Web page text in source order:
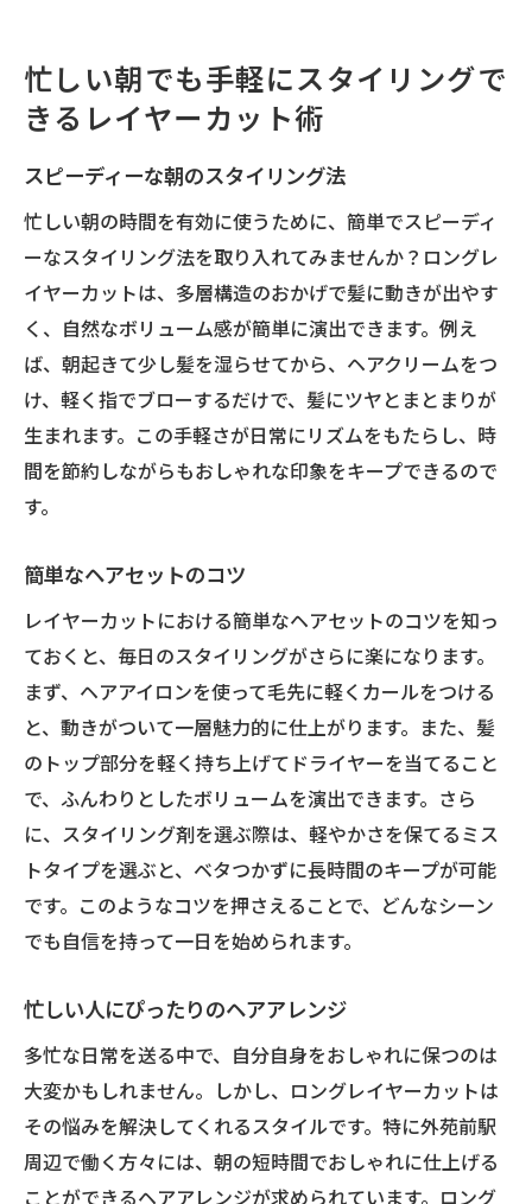
忙しい朝でも手軽にスタイリングで
きるレイヤーカット術
スピーディーな朝のスタイリング法
忙しい朝の時間を有効に使うために、簡単でスピーディ
ーなスタイリング法を取り入れてみませんか？ロングレ
イヤーカットは、多層構造のおかげで髪に動きが出やす
く、自然なボリューム感が簡単に演出できます。例え
ば、朝起きて少し髪を湿らせてから、ヘアクリームをつ
け、軽く指でブローするだけで、髪にツヤとまとまりが
生まれます。この手軽さが日常にリズムをもたらし、時
間を節約しながらもおしゃれな印象をキープできるので
す。
簡単なヘアセットのコツ
レイヤーカットにおける簡単なヘアセットのコツを知っ
ておくと、毎日のスタイリングがさらに楽になります。
まず、ヘアアイロンを使って毛先に軽くカールをつける
と、動きがついて一層魅力的に仕上がります。また、髪
のトップ部分を軽く持ち上げてドライヤーを当てること
で、ふんわりとしたボリュームを演出できます。さら
に、スタイリング剤を選ぶ際は、軽やかさを保てるミス
トタイプを選ぶと、ベタつかずに長時間のキープが可能
です。このようなコツを押さえることで、どんなシーン
でも自信を持って一日を始められます。
忙しい人にぴったりのヘアアレンジ
多忙な日常を送る中で、自分自身をおしゃれに保つのは
大変かもしれません。しかし、ロングレイヤーカットは
その悩みを解決してくれるスタイルです。特に外苑前駅
周辺で働く方々には、朝の短時間でおしゃれに仕上げる
ことができるヘアアレンジが求められています。ロング